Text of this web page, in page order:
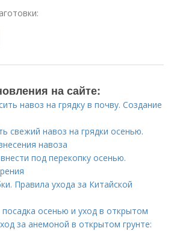
на сайте:
навоз на грядку в почву. Создание
свежий навоз на грядки осенью.
навоза
под перекопку осенью.
Правила ухода за Китайской
осенью и уход в открытом
за анемоной в открытом грунте: